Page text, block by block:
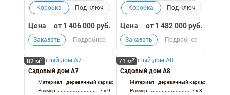
Коробка Под ключ
Цена от 1 406 000руб.
Заказать Подробнее
Коробка Под ключ
Цена от 1 482 000руб.
Заказать Подробнее
82 м2
Садовый дом А7
Материал
деревянный каркас
Размер
7 x 9
71 м2
Садовый дом А8
Материал
деревянный каркас
Размер
7 x 8